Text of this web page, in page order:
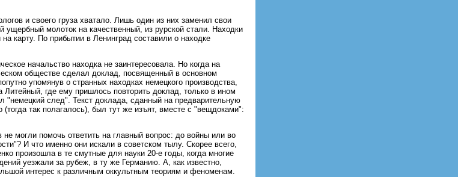
и своего груза хватало. Лишь один из них заменил свои
ущербный молоток на качественный, из рурской стали. Находки
карту. По прибытии в Ленинград составили о находке
начальство находка не заинтересовала. Но когда на
обществе сделал доклад, посвященный в основном
упомянув о странных находках немецкого производства,
где ему пришлось повторить доклад, только в ином
"немецкий след". Текст доклада, сданный на предварительную
так полагалось), был тут же изъят, вместе с "вещдоками":
могли помочь ответить на главный вопрос: до войны или во
И что именно они искали в советском тылу. Скорее всего,
произошла в те смутные для науки 20-е годы, когда многие
уезжали за рубеж, в ту же Германию. А, как известно,
интерес к различным оккультным теориям и феноменам.